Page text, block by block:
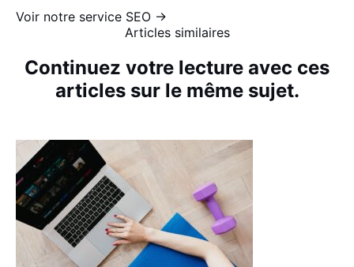
Voir notre service SEO →
Articles similaires
Continuez votre lecture avec ces
articles sur le même sujet.